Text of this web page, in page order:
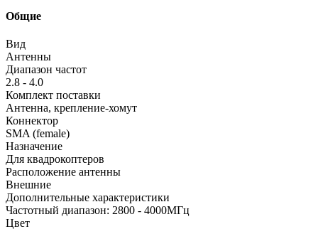
Общие
Вид
Антенны
Диапазон частот
2.8 - 4.0
Комплект поставки
Антенна, крепление-хомут
Коннектор
SMA (female)
Назначение
Для квадрокоптеров
Расположение антенны
Внешние
Дополнительные характеристики
Частотный диапазон: 2800 - 4000МГц
Цвет